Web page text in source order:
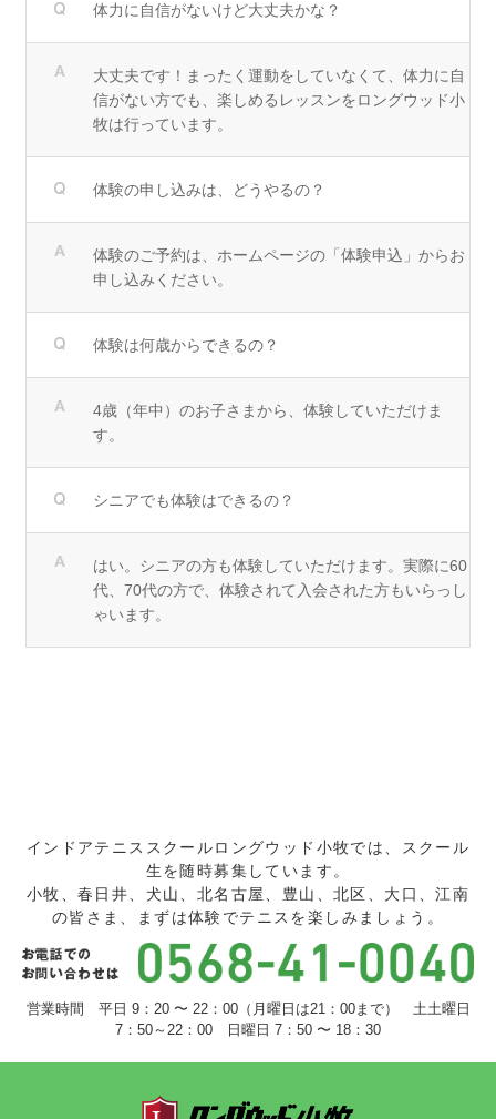
体力に自信がないけど大丈夫かな？
大丈夫です！まったく運動をしていなくて、体力に自
信がない方でも、楽しめるレッスンをロングウッド小
牧は行っています。
体験の申し込みは、どうやるの？
体験のご予約は、ホームページの「体験申込」からお
申し込みください。
体験は何歳からできるの？
4歳（年中）のお子さまから、体験していただけま
す。
シニアでも体験はできるの？
はい。シニアの方も体験していただけます。実際に60
代、70代の方で、体験されて入会された方もいらっし
ゃいます。
インドアテニススクールロングウッド小牧では、スクール
生を随時募集しています。
小牧、春日井、犬山、北名古屋、豊山、北区、大口、江南
の皆さま、まずは体験でテニスを楽しみましょう。
営業時間 平日 9：20 〜 22：00（月曜日は21：00まで） 土土曜日
7：50～22：00 日曜日 7：50 〜 18：30